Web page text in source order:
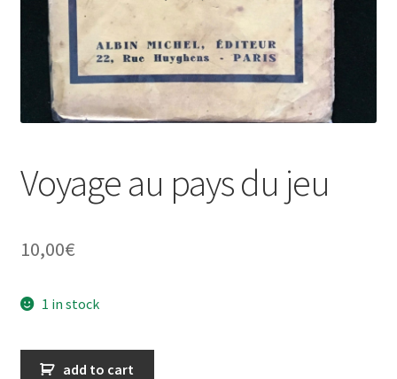
Voyage au pays du jeu
10,00€
1 in stock
Voyage
add to cart